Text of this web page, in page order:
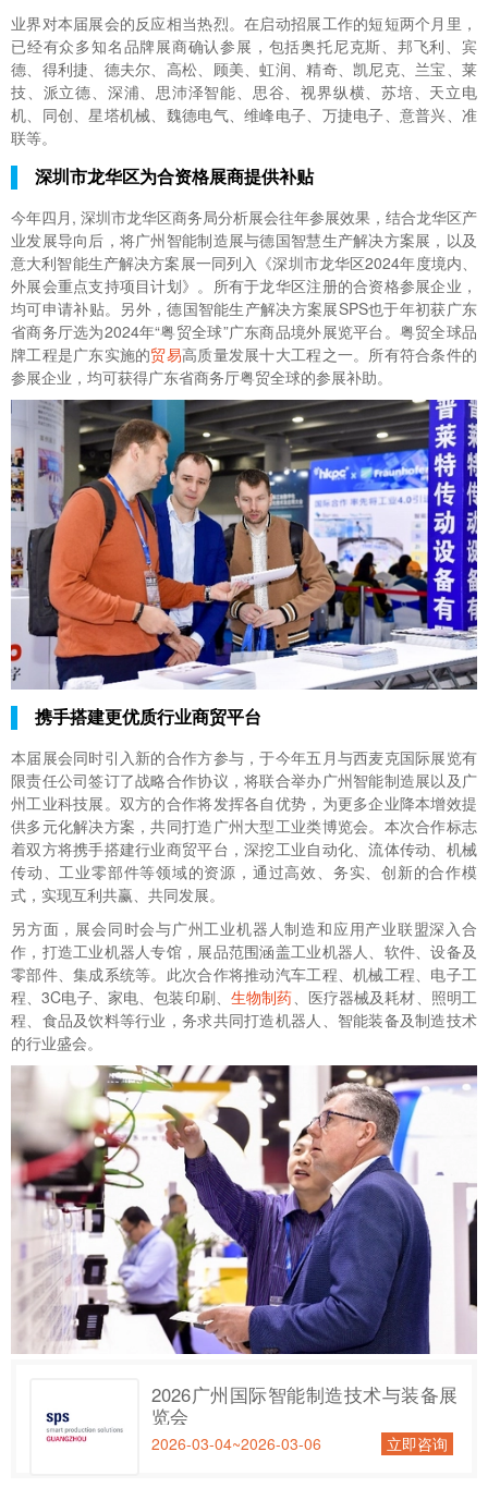
业界对本届展会的反应相当热烈。在启动招展工作的短短两个月里，
已经有众多知名品牌展商确认参展，包括奥托尼克斯、邦飞利、宾
德、得利捷、德夫尔、高松、顾美、虹润、精奇、凯尼克、兰宝、莱
技、派立德、深浦、思沛泽智能、思谷、视界纵横、苏培、天立电
机、同创、星塔机械、魏德电气、维峰电子、万捷电子、意普兴、准
联等。
深圳市龙华区为合资格展商提供补贴
今年四月, 深圳市龙华区商务局分析展会往年参展效果，结合龙华区产
业发展导向后，将广州智能制造展与德国智慧生产解决方案展，以及
意大利智能生产解决方案展一同列入《深圳市龙华区2024年度境内、
外展会重点支持项目计划》。所有于龙华区注册的合资格参展企业，
均可申请补贴。另外，德国智能生产解决方案展SPS也于年初获广东
省商务厅选为2024年“粤贸全球”广东商品境外展览平台。粤贸全球品
牌工程是广东实施的贸易高质量发展十大工程之一。所有符合条件的
参展企业，均可获得广东省商务厅粤贸全球的参展补助。
携手搭建更优质行业商贸平台
本届展会同时引入新的合作方参与，于今年五月与西麦克国际展览有
限责任公司签订了战略合作协议，将联合举办广州智能制造展以及广
州工业科技展。双方的合作将发挥各自优势，为更多企业降本增效提
供多元化解决方案，共同打造广州大型工业类博览会。本次合作标志
着双方将携手搭建行业商贸平台，深挖工业自动化、流体传动、机械
传动、工业零部件等领域的资源，通过高效、务实、创新的合作模
式，实现互利共赢、共同发展。
另方面，展会同时会与广州工业机器人制造和应用产业联盟深入合
作，打造工业机器人专馆，展品范围涵盖工业机器人、软件、设备及
零部件、集成系统等。此次合作将推动汽车工程、机械工程、电子工
程、3C电子、家电、包装印刷、 生物制药 、医疗器械及耗材、照明工
程、食品及饮料等行业，务求共同打造机器人、智能装备及制造技术
的行业盛会。
2026广州国际智能制造技术与装备展
览会
2026-03-04~2026-03-06 立即咨询